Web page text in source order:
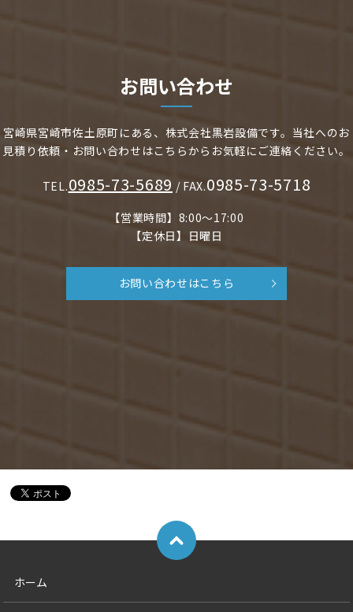
お問い合わせ
宮崎県宮崎市佐土原町にある、株式会社黒岩設備です。 当社へのお
見積り依頼・お問い合わせはこちらからお気軽にご連絡ください。
TEL.0985-73-5689 / FAX.0985-73-5718
【営業時間】8:00～17:00
【定休日】日曜日
お問い合わせはこちら
ホーム